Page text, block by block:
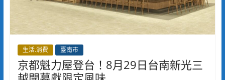
生活.消費 臺南市
京都魁力屋登台！8月29日台南新光三